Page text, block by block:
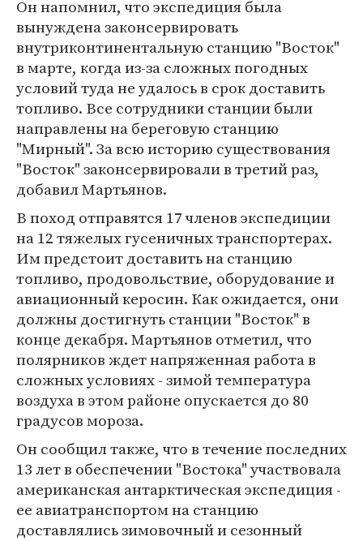
Он напомнил, что экспедиция была
вынуждена законсервировать
внутриконтинентальную станцию "Восток"
в марте, когда из-за сложных погодных
условий туда не удалось в срок доставить
топливо. Все сотрудники станции были
направлены на береговую станцию
"Мирный". За всю историю существования
"Восток" законсервировали в третий раз,
добавил Мартьянов.
В поход отправятся 17 членов экспедиции
на 12 тяжелых гусеничных транспортерах.
Им предстоит доставить на станцию
топливо, продовольствие, оборудование и
авиационный керосин. Как ожидается, они
должны достигнуть станции "Восток" в
конце декабря. Мартьянов отметил, что
полярников ждет напряженная работа в
сложных условиях - зимой температура
воздуха в этом районе опускается до 80
градусов мороза.
Он сообщил также, что в течение последних
13 лет в обеспечении "Востока" участвовала
американская антарктическая экспедиция -
ее авиатранспортом на станцию
доставлялись зимовочный и сезонный